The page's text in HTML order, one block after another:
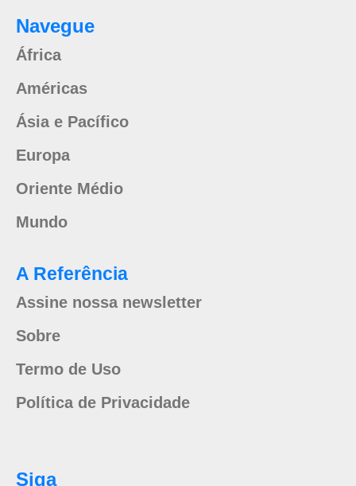
Navegue
África
Américas
Ásia e Pacífico
Europa
Oriente Médio
Mundo
A Referência
Assine nossa newsletter
Sobre
Termo de Uso
Política de Privacidade
Siga